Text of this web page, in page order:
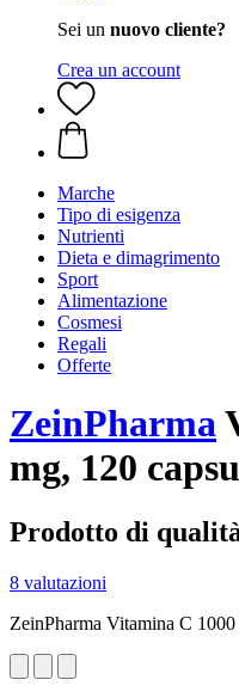
Sei un nuovo cliente?
Crea un account
Marche
Tipo di esigenza
Nutrienti
Dieta e dimagrimento
Sport
Alimentazione
Cosmesi
Regali
Offerte
ZeinPharma
mg, 120
Prodotto di
8 valutazioni
ZeinPharma Vitamina C